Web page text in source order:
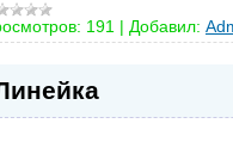
191 | Добавил: